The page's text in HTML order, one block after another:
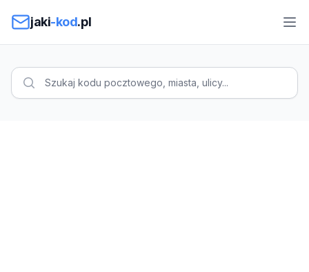
jaki-kod.pl